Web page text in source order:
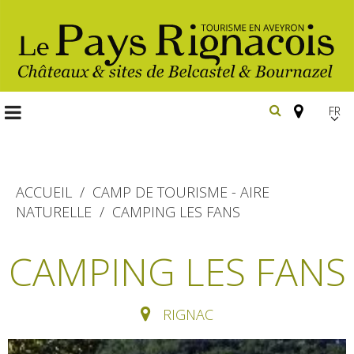
FR
incontournables
Bournazel, village et château
Randonnée
En vélo, à vtt
Gîtes et locations
ACCUEIL
CAMP DE TOURISME - AIRE
NATURELLE
CAMPING LES FANS
CAMPING LES FANS
RIGNAC